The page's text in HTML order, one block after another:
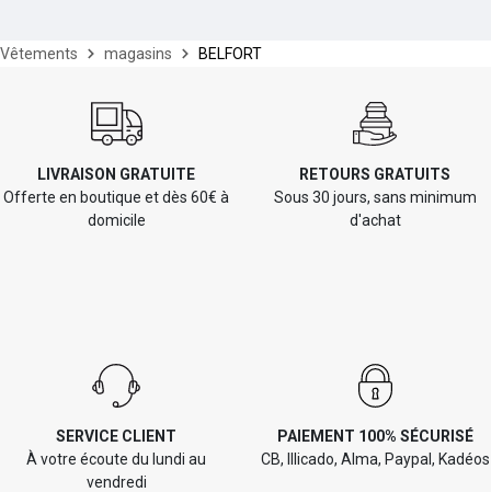
Vêtements magasins BELFORT
LIVRAISON GRATUITE
Offerte en boutique et dès 60€ à
domicile
RETOURS GRATUITS
Sous 30 jours, sans minimum
d'achat
SERVICE CLIENT
À votre écoute du lundi au
vendredi
PAIEMENT 100% SÉCURISÉ
CB, Illicado, Alma, Paypal, Kadéos